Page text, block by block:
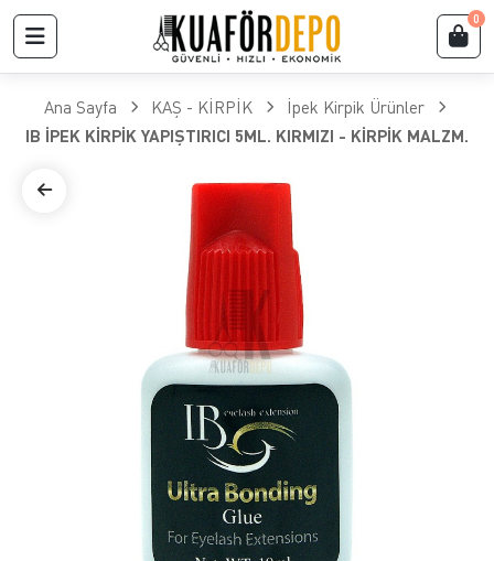
0
Ana Sayfa KAŞ - KİRPİK
İpek Kirpik Ürünler
IB İPEK KİRPİK YAPIŞTIRICI 5ML. KIRMIZI - KİRPİK MALZM.